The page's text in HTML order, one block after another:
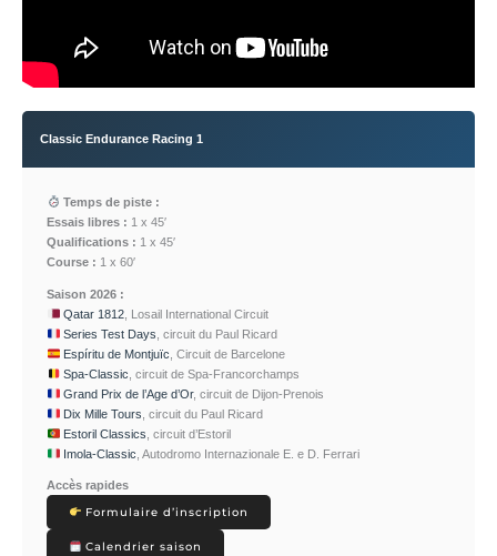
Classic Endurance Racing 1
Temps de piste :
Essais libres : 1 x 45′
Qualifications : 1 x 45′
Course : 1 x 60′
Saison 2026:
Qatar 1812 , Losail International Circuit
Series Test Days , circuit du Paul Ricard
Espíritu de Montjuïc , Circuit de Barcelone
Spa-Classic , circuit de Spa-Francorchamps
Grand Prix de l’Age d’Or, circuit de Dijon-Prenois
Dix Mille Tours , circuit du Paul Ricard
Estoril Classics , circuit d’Estoril
Imola-Classic , Autodromo Internazionale E. e D. Ferrari
Accès rapides
Formulaire d’inscription
Calendrier saison